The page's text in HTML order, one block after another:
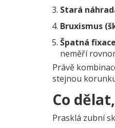
Stará
Bruxismus
Špatná fixace
neměří
Právě
stejnou
Co
Prasklá zubní